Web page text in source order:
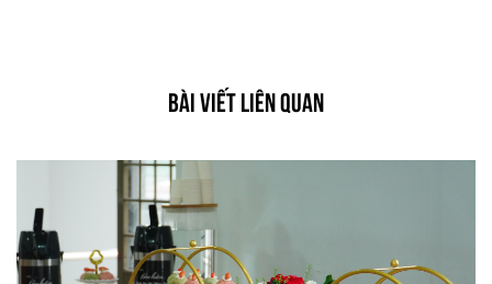
BÀI VIẾT LIÊN QUAN